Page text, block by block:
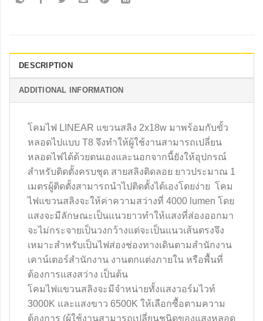
DESCRIPTION
ADDITIONAL INFORMATION
โคมไฟ LINEAR แขวนสลิง 2x18w มาพร้อมกับขั้ว
หลอดไปแบบ T8 จึงทำให้ผู้ใช้งานสามารถเปลี่ยน
หลอดไฟได้ด้วยตนเองและนอกจากนี้ยังให้อุปกรณ์
สำหรับติดตั้งครบชุด สายสลิงติดลอย ยาวประมาณ 1
เมตรผู้ติดตั้งสามารถนำไปติดตั้งได้เองโดยง่าย โคม
ไฟแขวนสลิงจะให้ค่าความสว่างที่ 4000 lumen โดย
แสงจะมีลักษณะเป็นแนวยาวทำให้แสงที่ส่องออกมา
จะไม่กระจายเป็นวงกว้างแต่จะเป็นแนวเส้นตรงจึง
เหมาะสำหรับเป็นไฟส่องช่องทางเดินตามสำนักงาน
เคาน์เตอร์สำนักงาน งานตกแต่งภายใน หรือพื้นที่
ต้องการแสงสว่าง เป็นต้น
โคมไฟแขวนสลิงจะมีจำหน่ายทั้งแสงวอร์มไวท์
3000K และแสงขาว 6500K ให้เลือกซื้อตามความ
ต้องการ (ผู้ใช้งานสามารถเปลี่ยนชนิดของแสงหลอด